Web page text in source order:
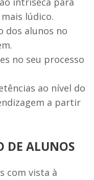
lúdico.
dos alunos no
no seu processo
ao nível do
a partir
DE ALUNOS
com vista à